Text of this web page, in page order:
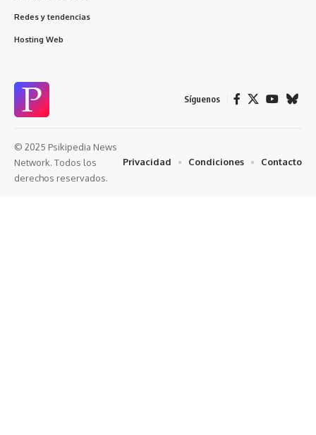
Redes y tendencias
Hosting Web
Síguenos
© 2025 Psikipedia News
Network. Todos los
derechos reservados.
Privacidad Condiciones Contacto